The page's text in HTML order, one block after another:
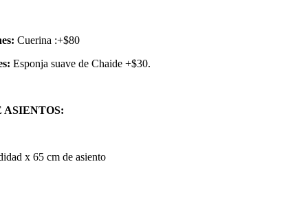
Cuerina :+$80
Esponja suave de Chaide +$30.
x 65 cm de asiento